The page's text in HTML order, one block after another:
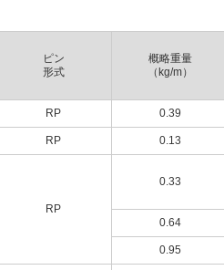
ピン
形式
概略重量
（kg/m）
RP 0.39
RP 0.13
RP
0.33
0.64
0.95